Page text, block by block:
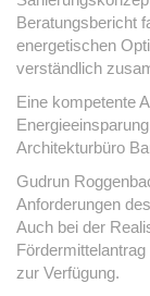
Beratungsbericht
energetischen
verständlich
Eine kompetente
Architekturbüro
Gudrun
Anforderungen
Auch bei der
zur Verfügung.